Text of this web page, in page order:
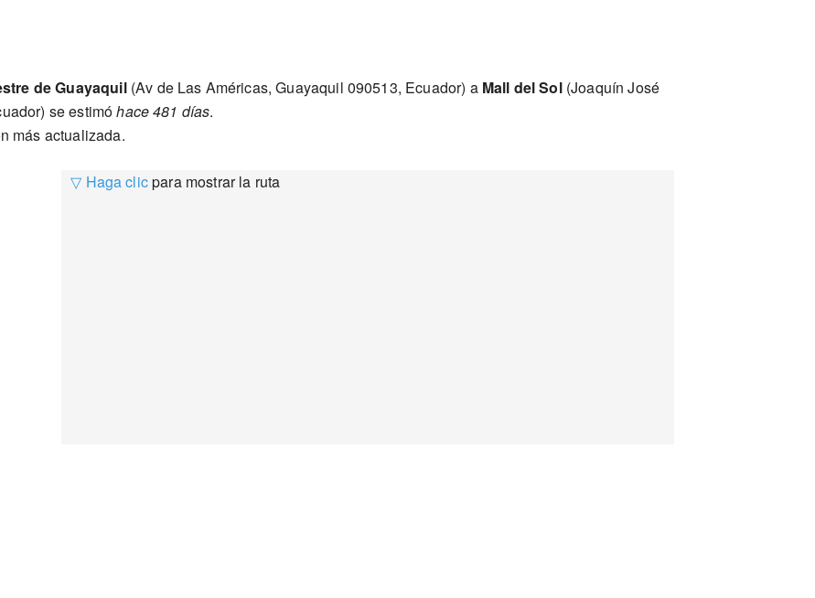
de Guayaquil(Av de Las Américas, Guayaquil 090513, Ecuador) a Mall del Sol(Joaquín José
se estimóhace 481 días.
más actualizada.
▽ Haga clicpara mostrar la ruta